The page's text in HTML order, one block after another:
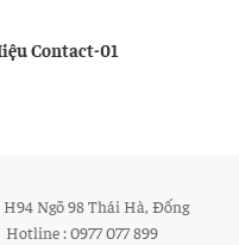
Contact-01
H94 Ngõ 98 Thái Hà, Đống
: 0977 077 899